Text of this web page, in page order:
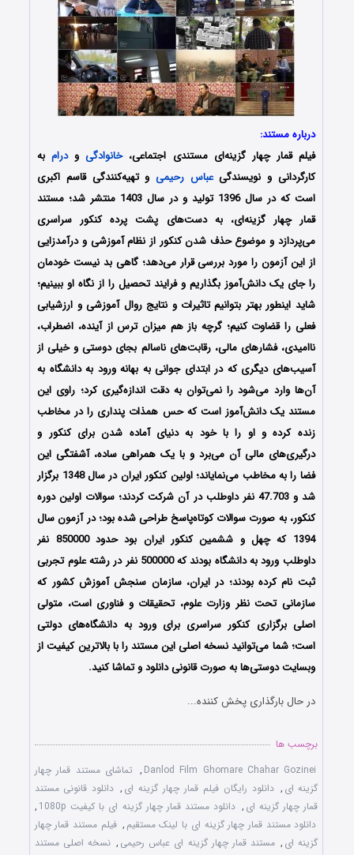
درباره مستند:
فیلم قمار چهار گزینه‌ای مستندی اجتماعی،خانوادگیودرامبه
کارگردانی و نویسندگیعباس رحیمی و تهیه‌کنندگی قاسم اکبری
است که در سال 1396 تولید و در سال 1403 منتشر شد؛ مستند
قمار چهار گزینه‌ای، به دست‌های پشت پرده کنکور سراسری
می‌پردازد و موضوع حذف شدن کنکور از نظام آموزشی و درآمدزایی
از این آزمون را مورد بررسی قرار می‌دهد؛ گاهی بد نیست خودمان
را جای یک دانش‌آموز بگذاریم و فرایند تحصیل را از نگاه او ببینیم؛
شاید اینطور بهتر بتوانیم تاثیرات و نتایج روال آموزشی و ارزشیابی
فعلی را قضاوت کنیم؛ گرچه باز هم میزان ترس از آینده، اضطراب،
ناامیدی، فشارهای مالی، رقابت‌های ناسالم بجای دوستی و خیلی از
آسیب‌های دیگری که در ابتدای جوانی به بهانه ورود به دانشگاه به
آن‌ها وارد می‌شود را نمی‌توان به دقت اندازه‌گیری کرد؛ راوی این
مستند یک دانش‌آموز است که حس همذات پنداری را در مخاطب
زنده کرده و او را با خود به دنیای آماده شدن برای کنکور و
درگیری‌های مالی آن می‌برد و با یک همراهی ساده، آشفتگی این
فضا را به مخاطب می‌نمایاند؛ اولین کنکور ایران در سال 1348 برگزار
شد و 47.703 نفر داوطلب در آن شرکت کردند؛ سوالات اولین دوره
کنکور، به صورت سوالات کوتاه‌پاسخ طراحی شده بود؛ در آزمون سال
1394 که چهل و ششمین کنکور ایران بود حدود 850000 نفر
داوطلب ورود به دانشگاه بودند که 500000 نفر در رشته علوم تجربی
ثبت نام کرده بودند؛ در ایران، سازمان سنجش آموزش کشور که
سازمانی تحت نظر وزارت علوم، تحقیقات و فناوری است، متولی
اصلی برگزاری کنکور سراسری برای ورود به دانشگاه‌های دولتی
است؛ شما می‌توانید نسخه اصلی این مستند را با بالاترین کیفیت از
وبسایت دوستی‌ها به صورت قانونی دانلود و تماشا کنید.
در حال بارگذاری پخش کننده...
برچسب ها
Danlod Film Ghomare Chahar Gozinei
, تماشای مستند قمار چهار
گزینه ای , دانلود رایگان فیلم قمار چهار گزینه ای , دانلود قانونی مستند
قمار چهار گزینه ای , دانلود مستند قمار چهار گزینه ای با کیفیت 1080p
,
دانلود مستند قمار چهار گزینه ای با لینک مستقیم , فیلم مستند قمار چهار
گزینه ای , مستند قمار چهار گزینه ای عباس رحیمی , نسخه اصلی مستند